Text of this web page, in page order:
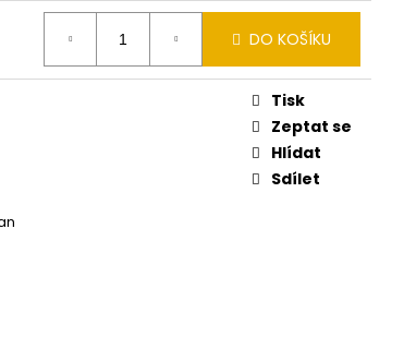
DO KOŠÍKU
Tisk
Zeptat se
Hlídat
Sdílet